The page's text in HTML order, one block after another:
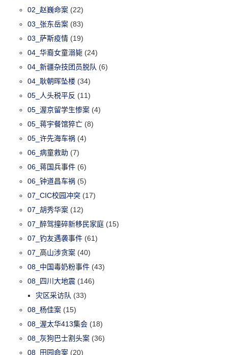
02_赵巍命案 (22)
03_张东岳案 (83)
03_萨斯疫情 (19)
04_华裔女童溺毙 (24)
04_新疆杂技团员脱队 (6)
04_耿朝晖坠楼 (34)
05_人头税平反 (11)
05_渥京留学生惨案 (4)
05_蒋宇餐馆猝亡 (8)
05_许先海车祸 (4)
06_病童救助 (7)
06_蒋国兵事件 (6)
06_钟道昌车祸 (5)
07_CIC校园冲突 (17)
07_胡秀华案 (12)
07_醉驾撞碎新移民家庭 (15)
07_钓友遇袭事件 (61)
07_高山涉贪案 (40)
08_中国毒奶粉事件 (43)
08_四川大地震 (146)
灾区采访队 (33)
08_杨佳案 (15)
08_渥太华413集会 (18)
08_灰狗巴士割头案 (36)
08_田园命案 (20)